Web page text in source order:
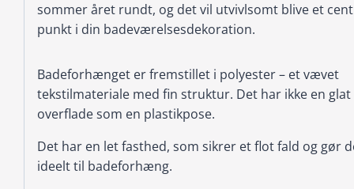
sommer året rundt, og det vil utvivlsomt blive et
punkt i din badeværelsesdekoration.
Badeforhænget er fremstillet i polyester – et vævet
tekstilmateriale med fin struktur. Det har ikke en glat
overflade som en plastikpose.
Det har en let fasthed, som sikrer et flot fald og gør
ideelt til badeforhæng.